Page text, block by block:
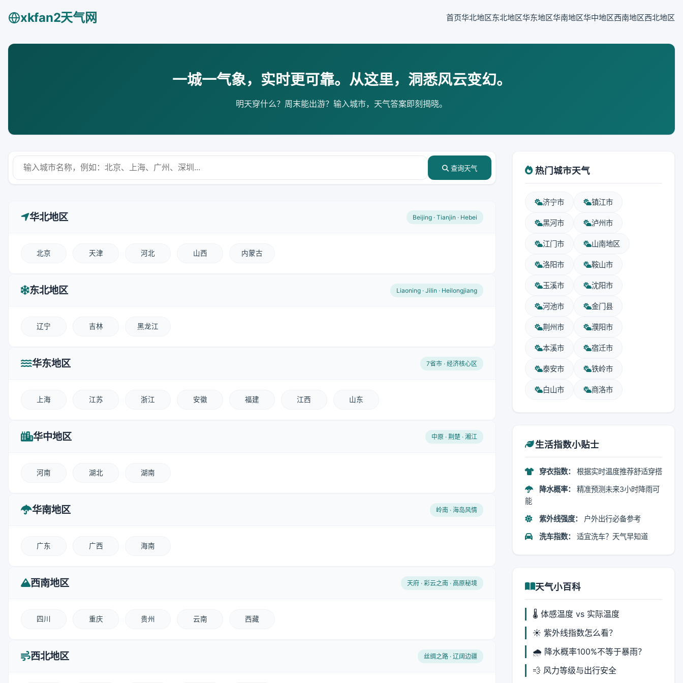
xkfan2天气网 首页华北地区东北地区华东地区华南地区华中地区西南地区西北地区
一城一气象，实时更可靠。从这里，洞悉风云变幻。
明天穿什么？周末能出游？输入城市，天气答案即刻揭晓。
查询天气
华北地区 Beijing · Tianjin · Hebei
北京 天津 河北 山西 内蒙古
东北地区 Liaoning · Jilin · Heilongjiang
辽宁 吉林 黑龙江
华东地区 7省市 · 经济核心区
上海 江苏 浙江 安徽 福建 江西 山东
华中地区 中原 · 荆楚 · 湘江
河南 湖北 湖南
华南地区 岭南 · 海岛风情
广东 广西 海南
西南地区 天府 · 彩云之南 · 高原秘境
四川 重庆 贵州 云南 西藏
西北地区 丝绸之路 · 辽阔边疆
热门城市天气
济宁市 镇江市
黑河市 泸州市
江门市 山南地区
洛阳市 鞍山市
玉溪市 沈阳市
河池市 金门县
荆州市 濮阳市
本溪市 宿迁市
泰安市 铁岭市
白山市 商洛市
生活指数小贴士
穿衣指数： 根据实时温度推荐舒适穿搭
降水概率：
精准预测未来3小时降雨可
能
紫外线强度： 户外出行必备参考
洗车指数： 适宜洗车？天气早知道
天气小百科
🌡️ 体感温度 vs 实际温度
☀️ 紫外线指数怎么看？
🌧️ 降水概率100%不等于暴雨？
💨 风力等级与出行安全